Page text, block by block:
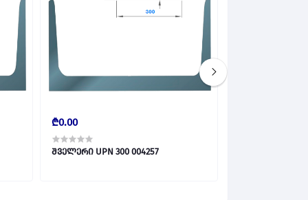
₾0.00
შველერი UPN 300 004257